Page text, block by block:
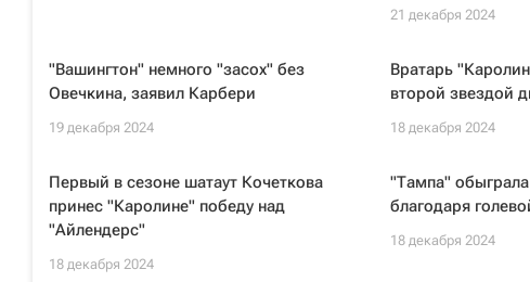
21 декабря 2024
"Вашингтон" немного "засох" без
Овечкина, заявил Карбери
19 декабря 2024
Вратарь
второй звездой
18 декабря 2024
Первый в сезоне шатаут Кочеткова
принес "Каролине" победу над
"Айлендерс"
18 декабря 2024
"Тампа"
благодаря
18 декабря 2024